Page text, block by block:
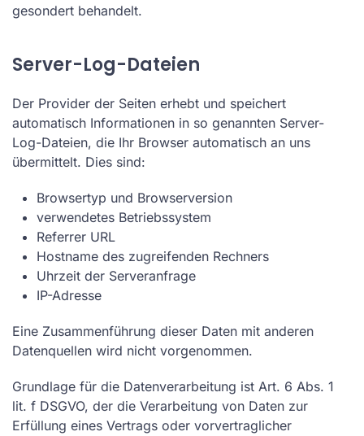
gesondert behandelt.
Server-Log-Dateien
Der Provider der Seiten erhebt und speichert
automatisch Informationen in so genannten Server-
Log-Dateien, die Ihr Browser automatisch an uns
übermittelt. Dies sind:
Browsertyp und Browserversion
verwendetes Betriebssystem
Referrer URL
Hostname des zugreifenden Rechners
Uhrzeit der Serveranfrage
IP-Adresse
Eine Zusammenführung dieser Daten mit anderen
Datenquellen wird nicht vorgenommen.
Grundlage für die Datenverarbeitung ist Art. 6 Abs. 1
lit. f DSGVO, der die Verarbeitung von Daten zur
Erfüllung eines Vertrags oder vorvertraglicher